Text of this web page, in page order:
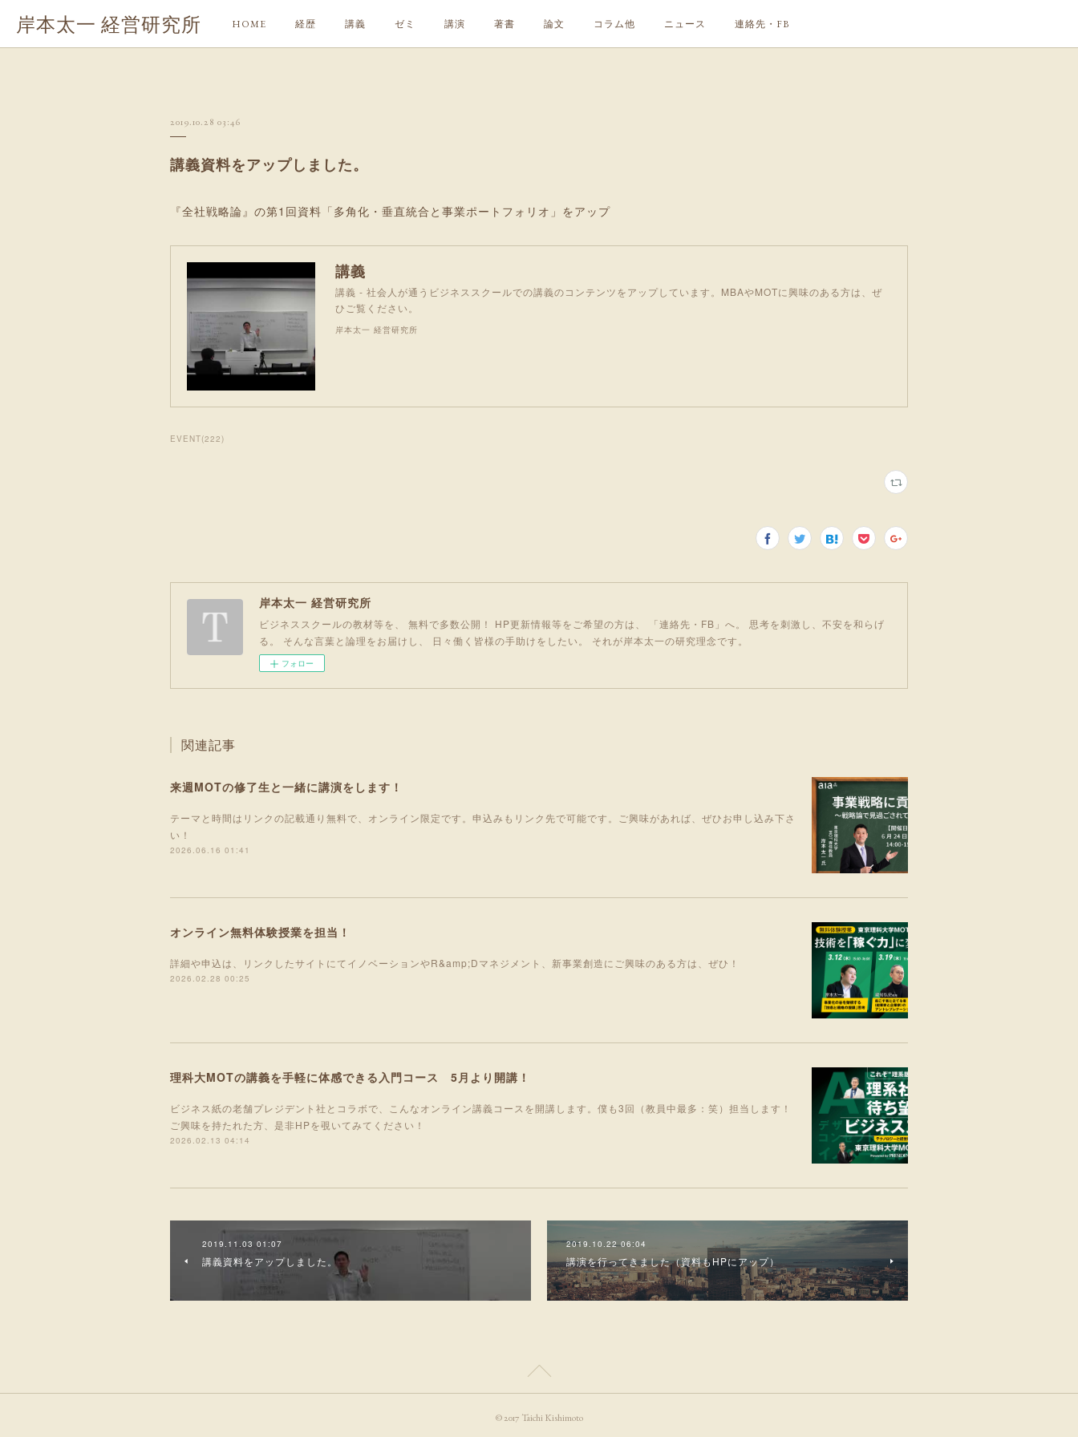
岸本太一 経営研究所 HOME 経歴 講義 ゼミ 講演 著書 論文 コラム他 ニュース 連絡先・FB
2019.10.28 03:46
講義資料をアップしました。
『全社戦略論』の第1回資料「多角化・垂直統合と事業ポートフォリオ」をアップ
講義
講義 - 社会人が通うビジネススクールでの講義のコンテンツをアップしています。MBAやMOTに興味のある方は、ぜ
ひご覧ください。
岸本太一 経営研究所
EVENT(222)
岸本太一 経営研究所
ビジネススクールの教材等を、 無料で多数公開！ HP更新情報等をご希望の方は、 「連絡先・FB」へ。 思考を刺激し、不安を和らげ
る。 そんな言葉と論理をお届けし、 日々働く皆様の手助けをしたい。 それが岸本太一の研究理念です。
フォロー
関連記事
来週MOTの修了生と一緒に講演をします！
テーマと時間はリンクの記載通り無料で、オンライン限定です。申込みもリンク先で可能です。ご興味があれば、ぜひお申し込み下さ
い！
2026.06.16 01:41
オンライン無料体験授業を担当！
詳細や申込は、リンクしたサイトにてイノベーションやR&amp;Dマネジメント、新事業創造にご興味のある方は、ぜひ！
2026.02.28 00:25
理科大MOTの講義を手軽に体感できる入門コース 5月より開講！
ビジネス紙の老舗プレジデント社とコラボで、こんなオンライン講義コースを開講します。僕も3回（教員中最多：笑）担当します！
ご興味を持たれた方、是非HPを覗いてみてください！
2026.02.13 04:14
2019.11.03 01:07
講義資料をアップしました。
2019.10.22 06:04
講演を行ってきました（資料もHPにアップ）
© 2017 Taichi Kishimoto